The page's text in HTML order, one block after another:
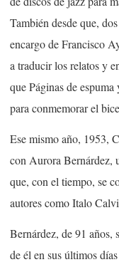
También desde que,
encargo de Francisco
a traducir los relatos y
que Páginas de
para conmemorar el
Ese mismo año, 1953,
con Aurora Bernárdez,
que, con el tiempo, se
autores como Italo
Bernárdez, de 91 años,
de él en sus últimos